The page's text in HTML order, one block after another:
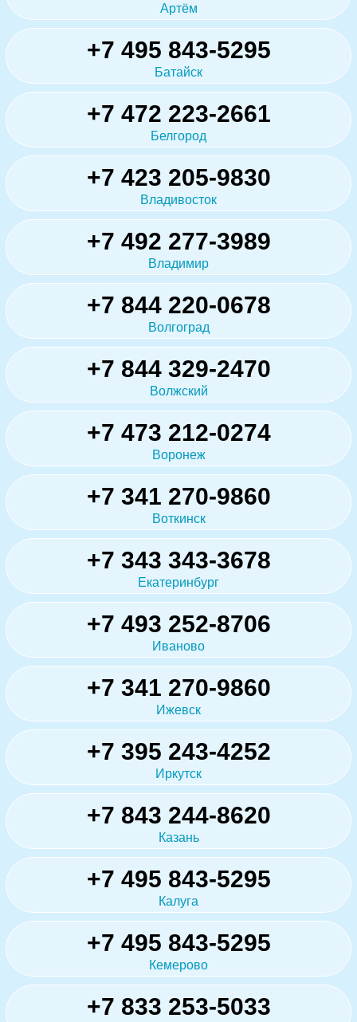
Артём
+7 495 843-5295
Батайск
+7 472 223-2661
Белгород
+7 423 205-9830
Владивосток
+7 492 277-3989
Владимир
+7 844 220-0678
Волгоград
+7 844 329-2470
Волжский
+7 473 212-0274
Воронеж
+7 341 270-9860
Воткинск
+7 343 343-3678
Екатеринбург
+7 493 252-8706
Иваново
+7 341 270-9860
Ижевск
+7 395 243-4252
Иркутск
+7 843 244-8620
Казань
+7 495 843-5295
Калуга
+7 495 843-5295
Кемерово
+7 833 253-5033